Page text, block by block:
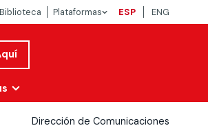
Biblioteca Plataformas ESP ENG
Dirección de Comunicaciones